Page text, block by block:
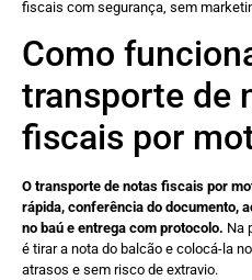
fiscais com segurança, sem
Como
transporte de
fiscais por
O transporte de notas fiscais por
rápida, conferência do documento,
no baú e entrega com protocolo. Na
é tirar a nota do balcão e colocá-la
atrasos e sem risco de extravio.